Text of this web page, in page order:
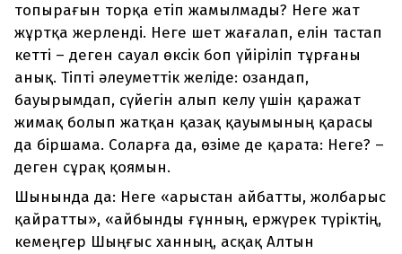
топырағын торқа етіп жамылмады? Неге жат
жұртқа жерленді. Неге шет жағалап, елін тастап
кетті – деген сауал өксік боп үйіріліп тұрғаны
анық. Тіпті әлеуметтік желіде: озандап,
бауырымдап, сүйегін алып келу үшін қаражат
жимақ болып жатқан қазақ қауымының қарасы
да біршама. Соларға да, өзіме де қарата: Неге? –
деген сұрақ қоямын.
Шынында да: Неге «арыстан айбатты, жолбарыс
қайратты», «айбынды ғұнның, ержүрек түріктің,
кемеңгер Шыңғыс ханның, асқақ Алтын